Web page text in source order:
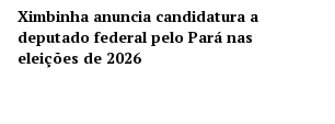
Ximbinha anuncia candidatura a
deputado federal pelo Pará nas
eleições de 2026